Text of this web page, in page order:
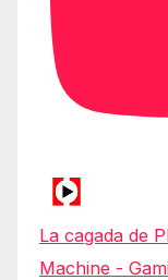
La cagada de
Machine -